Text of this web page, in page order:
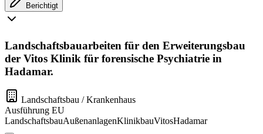
Berichtigt
Landschaftsbauarbeiten für den Erweiterungsbau
der Vitos Klinik für forensische Psychiatrie in
Hadamar.
Landschaftsbau / Krankenhaus
Ausführung EU
LandschaftsbauAußenanlagenKlinikbauVitosHadamar